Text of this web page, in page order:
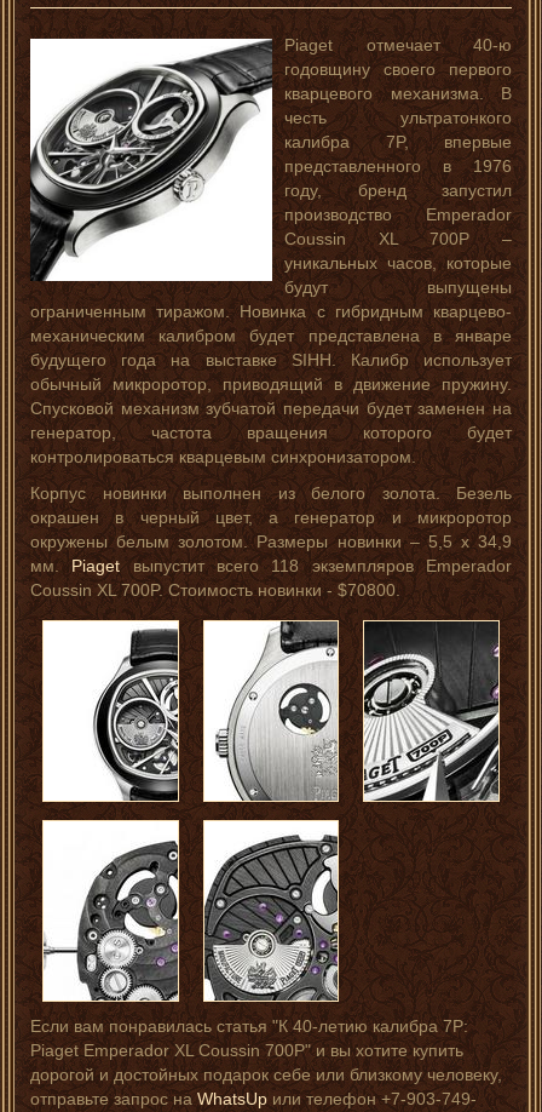
Piaget отмечает 40-ю
годовщину своего первого
кварцевого механизма. В
честь ультратонкого
калибра 7P, впервые
представленного в 1976
году, бренд запустил
производство Emperador
Coussin XL 700P –
уникальных часов, которые
будут выпущены
ограниченным тиражом. Новинка с гибридным кварцево-
механическим калибром будет представлена в январе
будущего года на выставке SIHH. Калибр использует
обычный микроротор, приводящий в движение пружину.
Спусковой механизм зубчатой передачи будет заменен на
генератор, частота вращения которого будет
контролироваться кварцевым синхронизатором.
Корпус новинки выполнен из белого золота. Безель
окрашен в черный цвет, а генератор и микроротор
окружены белым золотом. Размеры новинки – 5,5 х 34,9
мм.Piagetвыпустит всего 118 экземпляров Emperador
Coussin XL 700P. Стоимость новинки - $70800.
Если вам понравилась статья "К 40-летию калибра 7P:
Piaget Emperador XL Coussin 700P" и вы хотите купить
дорогой и достойных подарок себе или близкому человеку,
отправьте запрос на WhatsUp или телефон +7-903-749-